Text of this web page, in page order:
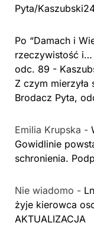
Pyta/
Po “Damach i
rzeczywistość i…
odc. 89 -
Z czym
Brodacz Pyta,
Emilia Krupska -
Gowidlinie
schronienia.
Nie wiadomo -
żyje kierowca
AKTUALIZACJA